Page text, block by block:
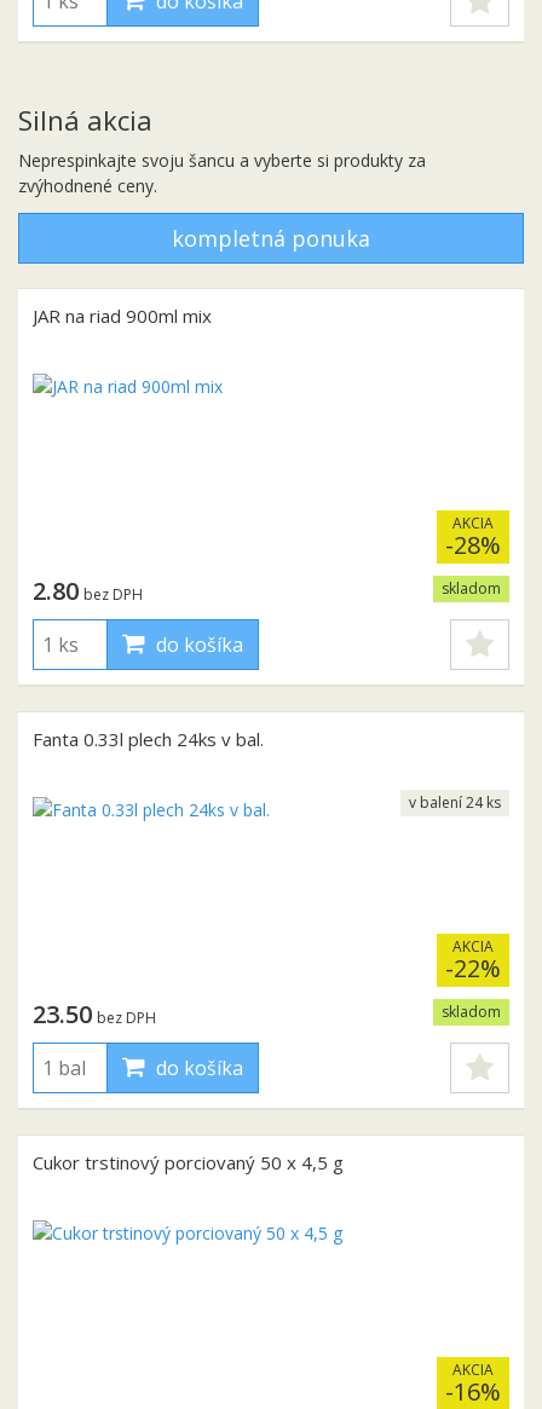
Silná akcia
Neprespinkajte svoju šancu a vyberte si produkty za
zvýhodnené ceny.
kompletná ponuka
JAR na riad 900ml mix
AKCIA
-28%
skladom
2.80 bez DPH
do košíka
Fanta 0.33l plech 24ks v bal.
AKCIA
-22%
skladom
23.50 bez DPH
do košíka
v balení 24 ks
Cukor trstinový porciovaný 50 x 4,5 g
AKCIA
-16%